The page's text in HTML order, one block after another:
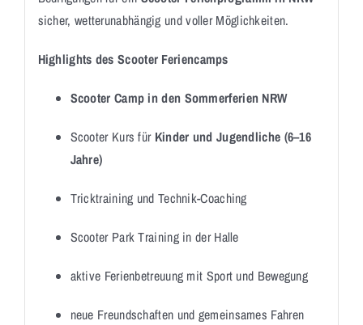
sicher, wetterunabhängig und voller Möglichkeiten.
Highlights des Scooter Feriencamps
Scooter Camp in den Sommerferien NRW
Scooter Kurs für Kinder und Jugendliche (6–16
Jahre)
Tricktraining und Technik-Coaching
Scooter Park Training in der Halle
aktive Ferienbetreuung mit Sport und Bewegung
neue Freundschaften und gemeinsames Fahren